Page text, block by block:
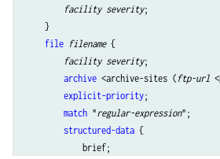
facility severity;
    }
file filename {
facility severity;
archive <archive-sites ( ftp-url
explicit-priority;
match "regular-expression";
structured-data {
            brief;